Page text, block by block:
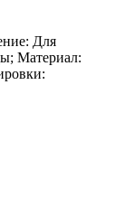
Для
Материал: